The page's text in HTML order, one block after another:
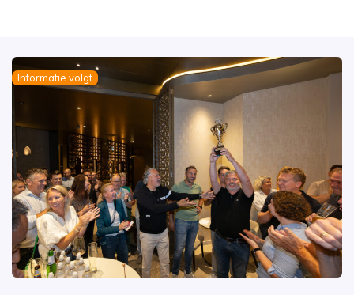
Informatie volgt